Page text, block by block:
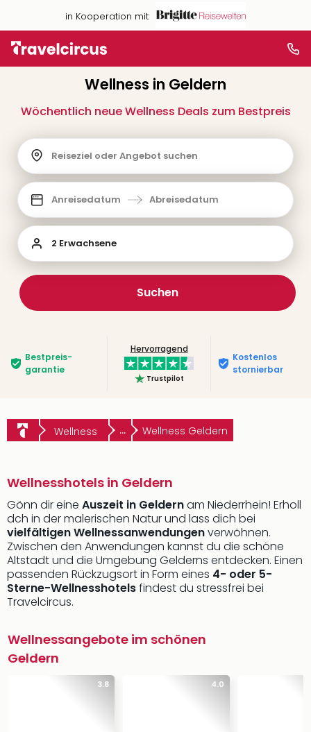
in Kooperation mit
Wellness in Geldern
Wöchentlich neue Wellness Deals zum Bestpreis
Reiseziel oder Angebot suchen
Anreisedatum Abreisedatum
2 Erwachsene
Suchen
Bestpreis­
garantie
Hervorragend
Trustpilot
Kostenlos
stornierbar
Wellness ... Wellness Geldern
Wellnesshotels in Geldern
Gönn dir eine Auszeit in Geldernam Niederrhein! Erholl
dch in der malerischen Natur und lass dich bei
vielfältigen Wellnessanwendungenverwöhnen.
Zwischen den Anwendungen kannst du die schöne
Altstadt und die Umgebung Gelderns entdecken. Einen
passenden Rückzugsort in Form eines 4- oder 5-
Sterne-Wellnesshotelsfindest du stressfrei bei
Travelcircus.
Wellnessangebote im schönen
Geldern
3.8 4.0